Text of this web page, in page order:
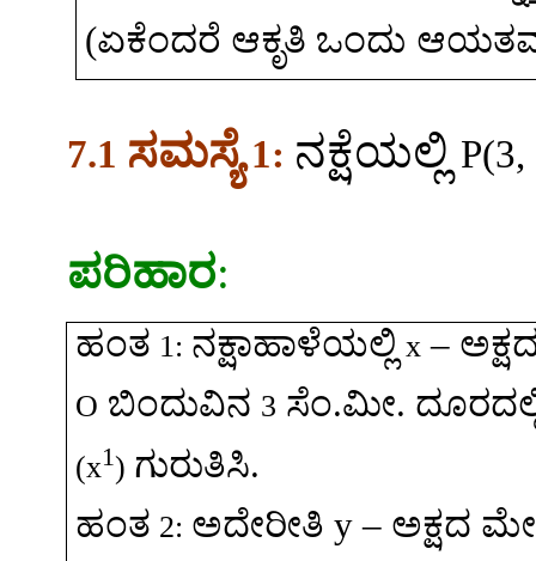
(ಏಕೆಂದರೆ ಆಕೃತಿ ಒಂದು
7.1 ಸಮಸ್ಯೆ 1: ನಕ್ಷೆಯಲ್ಲಿ P(3,
ಪರಿಹಾರ:
ಹಂತ 1: ನಕ್ಷಾಹಾಳೆಯಲ್ಲಿ x –
O ಬಿಂದುವಿನ 3 ಸೆಂ.ಮೀ.
(x1) ಗುರುತಿಸಿ.
ಹಂತ 2: ಅದೇರೀತಿ y – ಅಕ್ಷದ